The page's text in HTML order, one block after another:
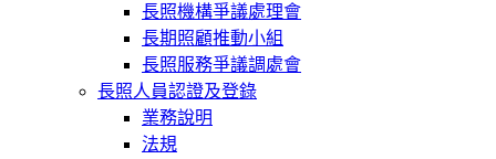
長照機構爭議處理會
長期照顧推動小組
長照服務爭議調處會
長照人員認證及登錄
業務說明
法規